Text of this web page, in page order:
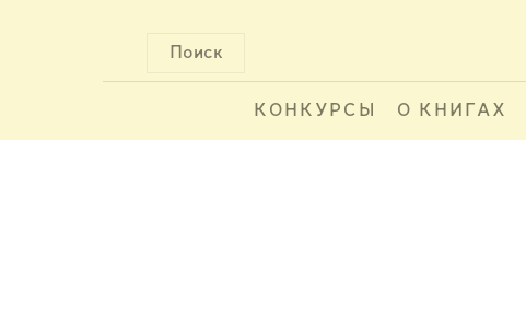
Поиск
КОНКУРСЫ О КНИГАХ